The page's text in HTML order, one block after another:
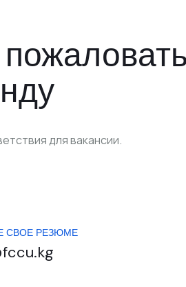
для вакансии.
СВОЕ РЕЗЮМЕ